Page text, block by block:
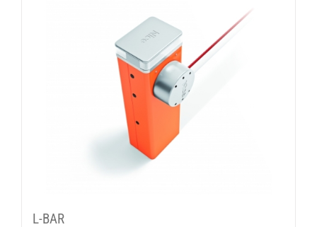
L-BAR